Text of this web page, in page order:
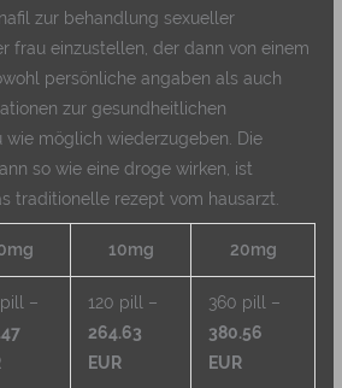
zur behandlung sexueller
frau einzustellen, der dann von einem
persönliche angaben als auch
zur gesundheitlichen
wie möglich wiederzugeben. Die
so wie eine droge wirken, ist
traditionelle rezept vom hausarzt.
10mg 20mg
–
120 pill –
264.63
EUR
360 pill –
380.56
EUR